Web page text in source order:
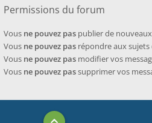
Permissions du forum
Vous ne pouvez pas publier de
Vous ne pouvez pas répondre aux sujets
Vous ne pouvez pas modifier vos
Vous ne pouvez passupprimer vos